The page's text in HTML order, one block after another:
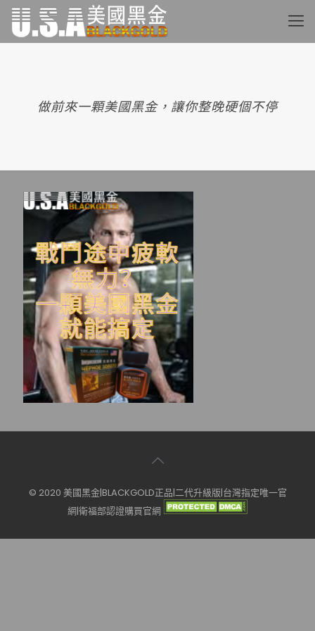
做前來一顆美國黑金，讓你整晚硬個不停
© 2020 美國黑金|BLACKGOLD正品|二代升級版|台灣指定唯一官
網|衛福部認證購買官網